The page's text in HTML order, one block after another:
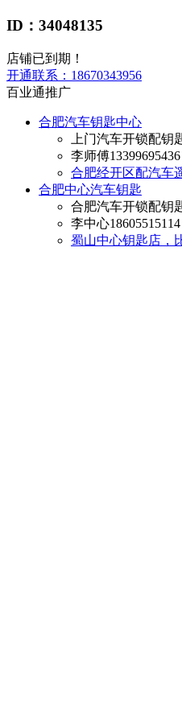
ID：34048135
店铺已到期！
开通联系： 18670343956
百业通推广
合肥汽车钥匙中心
上门汽车开锁配钥
李师傅
合肥经开区配汽车
合肥中心汽车钥匙
合肥汽车开锁配钥
李中心
蜀山中心钥匙店，